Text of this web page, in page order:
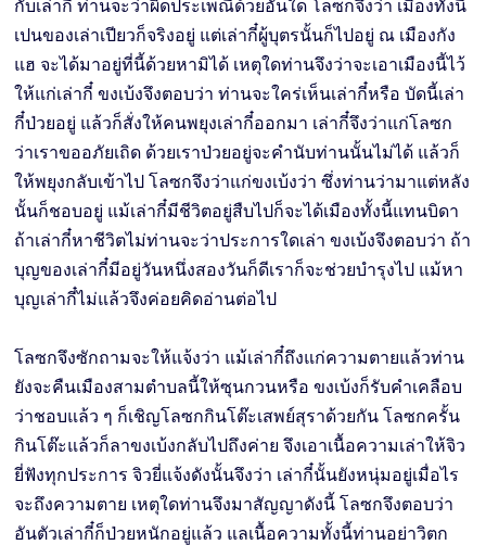
กับเล่ากี๋ ท่านจะว่าผิดประเพณีด้วยอันใด โลซกจึงว่า เมืองทั้งนี้
เปนของเล่าเปียวก็จริงอยู่ แต่เล่ากี๋ผู้บุตรนั้นก็ไปอยู่ ณ เมืองกัง
แฮ จะได้มาอยู่ที่นี้ด้วยหามิได้ เหตุใดท่านจึงว่าจะเอาเมืองนี้ไว้
ให้แก่เล่ากี๋ ขงเบ้งจึงตอบว่า ท่านจะใคร่เห็นเล่ากี๋หรือ บัดนี้เล่า
กี๋ป่วยอยู่ แล้วก็สั่งให้คนพยุงเล่ากี๋ออกมา เล่ากี๋จึงว่าแก่โลซก
ว่าเราขออภัยเถิด ด้วยเราป่วยอยู่จะคำนับท่านนั้นไม่ได้ แล้วก็
ให้พยุงกลับเข้าไป โลซกจึงว่าแก่ขงเบ้งว่า ซึ่งท่านว่ามาแต่หลัง
นั้นก็ชอบอยู่ แม้เล่ากี๋มีชีวิตอยู่สืบไปก็จะได้เมืองทั้งนี้แทนบิดา
ถ้าเล่ากี๋หาชีวิตไม่ท่านจะว่าประการใดเล่า ขงเบ้งจึงตอบว่า ถ้า
บุญของเล่ากี๋มีอยู่วันหนึ่งสองวันก็ดีเราก็จะช่วยบำรุงไป แม้หา
บุญเล่ากี๋ไม่แล้วจึงค่อยคิดอ่านต่อไป
โลซกจึงซักถามจะให้แจ้งว่า แม้เล่ากี๋ถึงแก่ความตายแล้วท่าน
ยังจะคืนเมืองสามตำบลนี้ให้ซุนกวนหรือ ขงเบ้งก็รับคำเคลือบ
ว่าชอบแล้ว ๆ ก็เชิญโลซกกินโต๊ะเสพย์สุราด้วยกัน โลซกครั้น
กินโต๊ะแล้วก็ลาขงเบ้งกลับไปถึงค่าย จึงเอาเนื้อความเล่าให้จิว
ยี่ฟังทุกประการ จิวยี่แจ้งดังนั้นจึงว่า เล่ากี๋นั้นยังหนุ่มอยู่เมื่อไร
จะถึงความตาย เหตุใดท่านจึงมาสัญญาดังนี้ โลซกจึงตอบว่า
อันตัวเล่ากี๋ก็ป่วยหนักอยู่แล้ว แลเนื้อความทั้งนี้ท่านอย่าวิตก